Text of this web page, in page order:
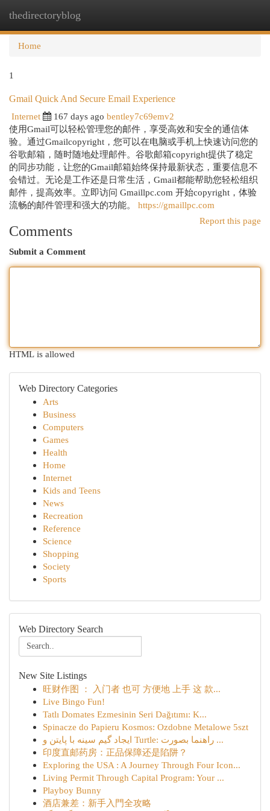
thedirectoryblog
Home
1
Gmail Quick And Secure Email Experience
Internet
167 days ago bentley7c69emv2
使用Gmail可以轻松管理您的邮件，享受高效和安全的通信体
验。通过Gmailcopyright，您可以在电脑或手机上快速访问您的
谷歌邮箱，随时随地处理邮件。谷歌邮箱copyright提供了稳定
的同步功能，让您的Gmail邮箱始终保持最新状态，重要信息不
会错过。无论是工作还是日常生活，Gmail都能帮助您轻松组织
邮件，提高效率。立即访问 Gmaillpc.com 开始copyright，体验
流畅的邮件管理和强大的功能。 https://gmaillpc.com
Report this page
Comments
Submit a Comment
HTML is allowed
Web Directory Categories
Arts
Business
Computers
Games
Health
Home
Internet
Kids and Teens
News
Recreation
Reference
Science
Shopping
Society
Sports
Web Directory Search
New Site Listings
旺财作图 ： 入门者 也可 方便地 上手 这 款...
Live Bingo Fun!
Tatlı Domates Ezmesinin Seri Dağıtımı: K...
Spinacze do Papieru Kosmos: Ozdobne Metalowe 5szt
ایجاد گیم سینه با پایتن و Turtle: راهنما بصورت ...
印度直邮药房：正品保障还是陷阱？
Exploring the USA : A Journey Through Four Icon...
Living Permit Through Capital Program: Your ...
Playboy Bunny
酒店兼差：新手入門全攻略